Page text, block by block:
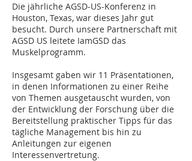
Die jährliche AGSD-US-Konferenz in
Houston, Texas, war dieses Jahr gut
besucht. Durch unsere Partnerschaft mit
AGSD US leitete IamGSD das
Muskelprogramm.
Insgesamt gaben wir 11 Präsentationen,
in denen Informationen zu einer Reihe
von Themen ausgetauscht wurden, von
der Entwicklung der Forschung über die
Bereitstellung praktischer Tipps für das
tägliche Management bis hin zu
Anleitungen zur eigenen
Interessenvertretung.